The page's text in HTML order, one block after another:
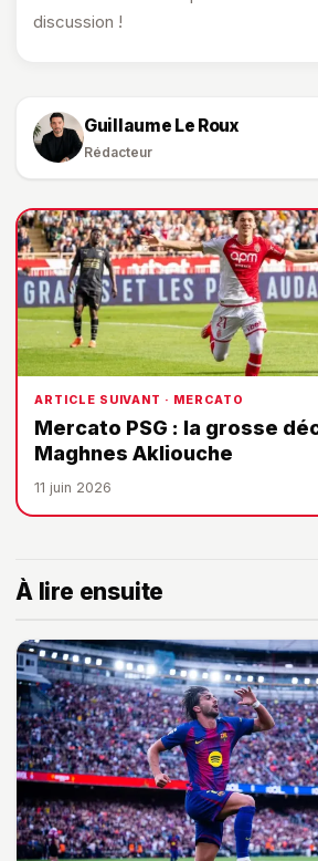
discussion !
Guillaume Le Roux
Rédacteur
ARTICLE SUIVANT · MERCATO
Mercato PSG : la grosse
Maghnes Akliouche
11 juin 2026
À lire ensuite